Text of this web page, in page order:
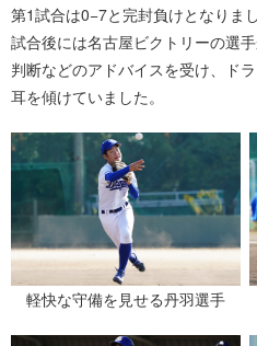
第1試合は0−7と完封負けとなりま
試合後には名古屋ビクトリーの選
判断などのアドバイスを受け、ド
耳を傾けていました。
軽快な守備を見せる丹羽選手